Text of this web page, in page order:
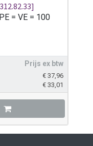
= VE = 100
Prijs ex btw
€ 37,96
€ 33,01